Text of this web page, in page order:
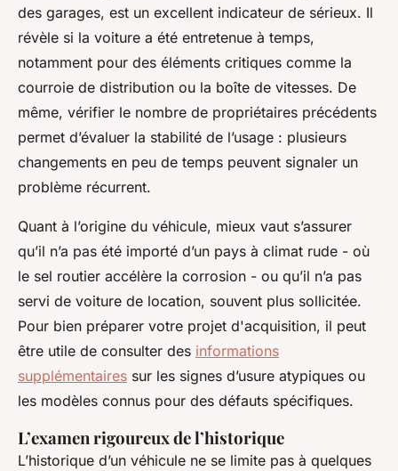
des garages, est un excellent indicateur de sérieux. Il
révèle si la voiture a été entretenue à temps,
notamment pour des éléments critiques comme la
courroie de distribution ou la boîte de vitesses. De
même, vérifier le nombre de propriétaires précédents
permet d’évaluer la stabilité de l’usage : plusieurs
changements en peu de temps peuvent signaler un
problème récurrent.
Quant à l’origine du véhicule, mieux vaut s’assurer
qu’il n’a pas été importé d’un pays à climat rude - où
le sel routier accélère la corrosion - ou qu’il n’a pas
servi de voiture de location, souvent plus sollicitée.
Pour bien préparer votre projet d'acquisition, il peut
être utile de consulter des informations
supplémentaires sur les signes d’usure atypiques ou
les modèles connus pour des défauts spécifiques.
L’examen rigoureux de l’historique
L’historique d’un véhicule ne se limite pas à quelques